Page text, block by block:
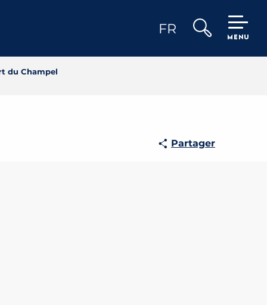
FR
MENU
du Champel
Partager